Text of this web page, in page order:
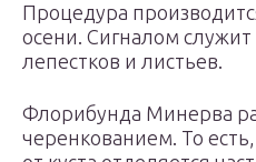
Процедура
осени. Сигналом
лепестков и листьев.
Флорибунда Минерва
черенкованием. То